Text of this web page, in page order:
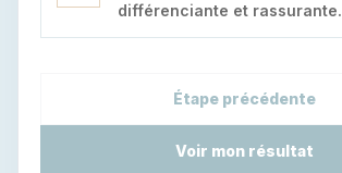
différenciante et rassurante.
Étape précédente
Voir mon résultat